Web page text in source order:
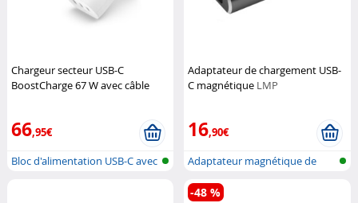
Chargeur secteur USB-C
BoostCharge 67 W avec câble
66,95€
Bloc d'alimentation USB-C avec
Adaptateur de chargement USB-
C magnétique LMP
16,90€
Adaptateur magnétique de
prise de c...
-48 %